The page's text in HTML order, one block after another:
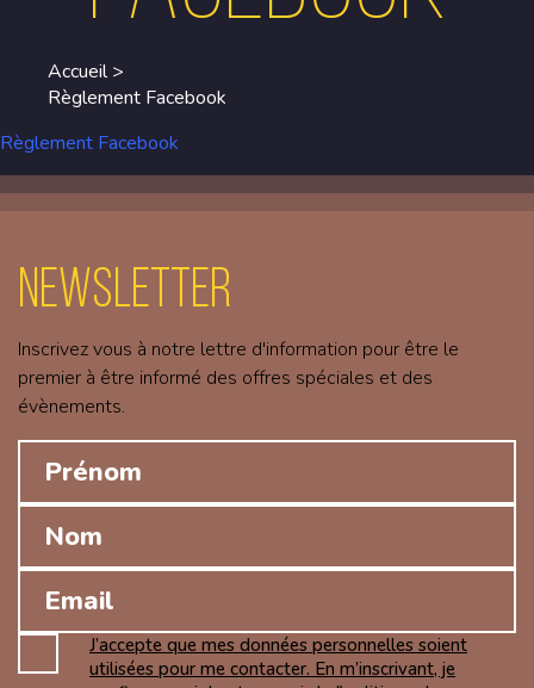
Accueil>
Règlement Facebook
Règlement Facebook
Newsletter
Inscrivez vous à notre lettre d'information pour être le
premier à être informé des offres spéciales et des
évènements.
J’accepte que mes données personnelles soient
utilisées pour me contacter. En m’inscrivant, je